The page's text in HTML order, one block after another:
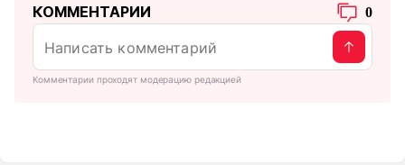
КОММЕНТАРИИ 0
Комментарии проходят модерацию редакцией